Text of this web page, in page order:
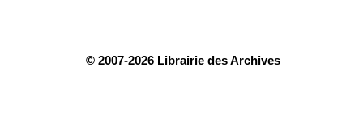
© 2007-2026 Librairie des Archives